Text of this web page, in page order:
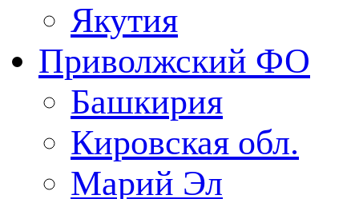
Якутия
Приволжский ФО
Башкирия
Кировская обл.
Марий Эл